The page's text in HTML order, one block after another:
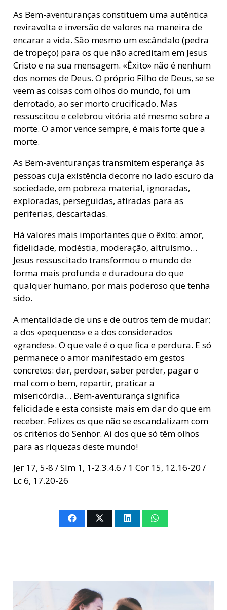
As Bem-aventuranças constituem uma autêntica
reviravolta e inversão de valores na maneira de
encarar a vida. São mesmo um escândalo (pedra
de tropeço) para os que não acreditam em Jesus
Cristo e na sua mensagem. «Êxito» não é nenhum
dos nomes de Deus. O próprio Filho de Deus, se se
veem as coisas com olhos do mundo, foi um
derrotado, ao ser morto crucificado. Mas
ressuscitou e celebrou vitória até mesmo sobre a
morte. O amor vence sempre, é mais forte que a
morte.
As Bem-aventuranças transmitem esperança às
pessoas cuja existência decorre no lado escuro da
sociedade, em pobreza material, ignoradas,
exploradas, perseguidas, atiradas para as
periferias, descartadas.
Há valores mais importantes que o êxito: amor,
fidelidade, modéstia, moderação, altruísmo…
Jesus ressuscitado transformou o mundo de
forma mais profunda e duradoura do que
qualquer humano, por mais poderoso que tenha
sido.
A mentalidade de uns e de outros tem de mudar;
a dos «pequenos» e a dos considerados
«grandes». O que vale é o que fica e perdura. E só
permanece o amor manifestado em gestos
concretos: dar, perdoar, saber perder, pagar o
mal com o bem, repartir, praticar a
misericórdia… Bem-aventurança significa
felicidade e esta consiste mais em dar do que em
receber. Felizes os que não se escandalizam com
os critérios do Senhor. Ai dos que só têm olhos
para as riquezas deste mundo!
Jer 17, 5-8 / Slm 1, 1-2.3.4.6 / 1 Cor 15, 12.16-20 /
Lc 6, 17.20-26